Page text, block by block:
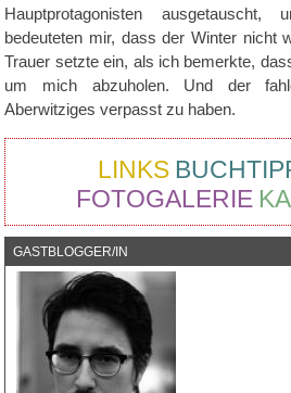
Hauptprotagonisten
bedeuteten mir, dass der Winter nicht
Trauer setzte ein, als ich bemerkte,
um mich abzuholen. Und der
Aberwitziges verpasst zu haben.
LINKS
FOTOGALERIE
GASTBLOGGER/IN